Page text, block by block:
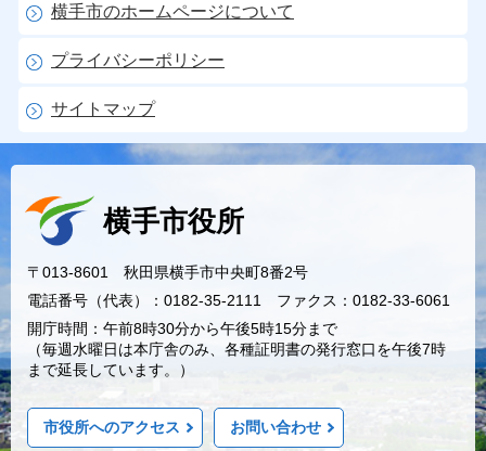
横手市のホームページについて
プライバシーポリシー
サイトマップ
横手市役所
〒013-8601 秋田県横手市中央町8番2号
電話番号（代表）：0182-35-2111 ファクス：0182-33-6061
開庁時間：午前8時30分から午後5時15分まで
（毎週水曜日は本庁舎のみ、各種証明書の発行窓口を午後7時
まで延長しています。）
市役所へのアクセス お問い合わせ